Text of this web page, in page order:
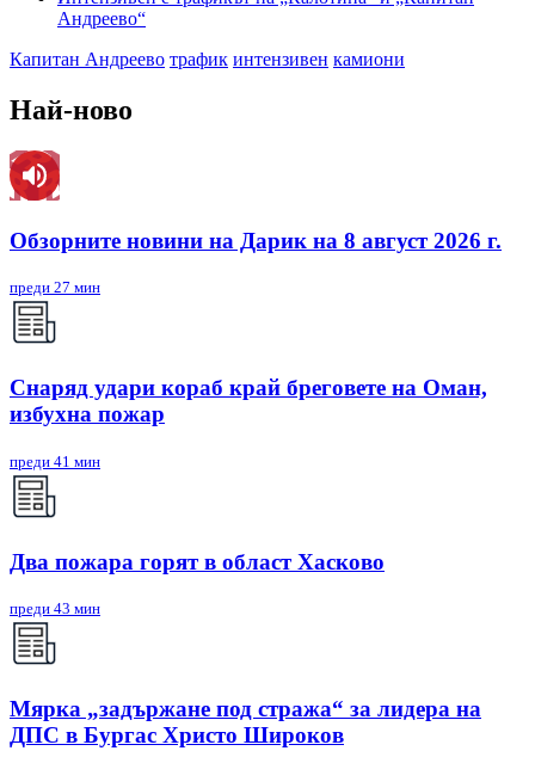
Андреево“
Капитан Андреево трафик интензивен камиони
Най-ново
Обзорните новини на Дарик на 8 август 2026 г.
преди 27 мин
Снаряд удари кораб край бреговете на Оман,
избухна пожар
преди 41 мин
Два пожара горят в област Хасково
преди 43 мин
Мярка „задържане под стража“ за лидера на
ДПС в Бургас Христо Широков